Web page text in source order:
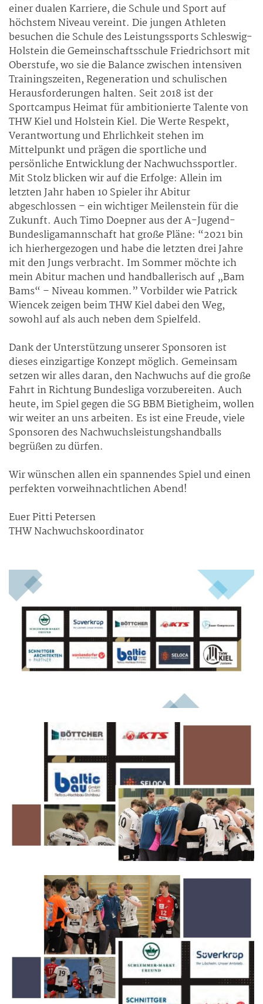
einer dualen Karriere, die Schule und Sport auf
höchstem Niveau vereint. Die jungen Athleten
besuchen die Schule des Leistungssports Schleswig-
Holstein die Gemeinschaftsschule Friedrichsort mit
Oberstufe, wo sie die Balance zwischen intensiven
Trainingszeiten, Regeneration und schulischen
Herausforderungen halten. Seit 2018 ist der
Sportcampus Heimat für ambitionierte Talente von
THW Kiel und Holstein Kiel. Die Werte Respekt,
Verantwortung und Ehrlichkeit stehen im
Mittelpunkt und prägen die sportliche und
persönliche Entwicklung der Nachwuchssportler.
Mit Stolz blicken wir auf die Erfolge: Allein im
letzten Jahr haben 10 Spieler ihr Abitur
abgeschlossen – ein wichtiger Meilenstein für die
Zukunft. Auch Timo Doepner aus der A-Jugend-
Bundesligamannschaft hat große Pläne: “2021 bin
ich hierhergezogen und habe die letzten drei Jahre
mit den Jungs verbracht. Im Sommer möchte ich
mein Abitur machen und handballerisch auf „Bam
Bams“ – Niveau kommen.” Vorbilder wie Patrick
Wiencek zeigen beim THW Kiel dabei den Weg,
sowohl auf als auch neben dem Spielfeld.
Dank der Unterstützung unserer Sponsoren ist
dieses einzigartige Konzept möglich. Gemeinsam
setzen wir alles daran, den Nachwuchs auf die große
Fahrt in Richtung Bundesliga vorzubereiten. Auch
heute, im Spiel gegen die SG BBM Bietigheim, wollen
wir weiter an uns arbeiten. Es ist eine Freude, viele
Sponsoren des Nachwuchsleistungshandballs
begrüßen zu dürfen.
Wir wünschen allen ein spannendes Spiel und einen
perfekten vorweihnachtlichen Abend!
Euer Pitti Petersen
THW Nachwuchskoordinator